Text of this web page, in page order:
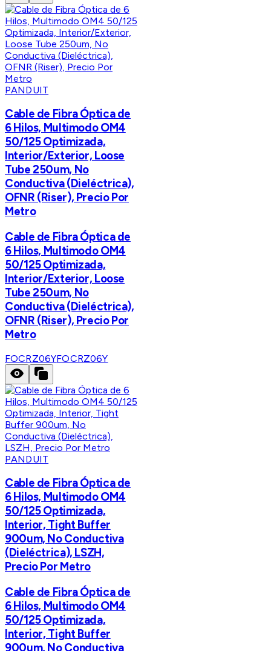
PANDUIT
Cable de Fibra Óptica de
6 Hilos, Multimodo OM4
50/125 Optimizada,
Interior/Exterior, Loose
Tube 250um, No
Conductiva (Dieléctrica),
OFNR (Riser), Precio Por
Metro
Cable de Fibra Óptica de
6 Hilos, Multimodo OM4
50/125 Optimizada,
Interior/Exterior, Loose
Tube 250um, No
Conductiva (Dieléctrica),
OFNR (Riser), Precio Por
Metro
FOCRZ06YFOCRZ06Y
PANDUIT
Cable de Fibra Óptica de
6 Hilos, Multimodo OM4
50/125 Optimizada,
Interior, Tight Buffer
900um, No Conductiva
(Dieléctrica), LSZH,
Precio Por Metro
Cable de Fibra Óptica de
6 Hilos, Multimodo OM4
50/125 Optimizada,
Interior, Tight Buffer
900um, No Conductiva